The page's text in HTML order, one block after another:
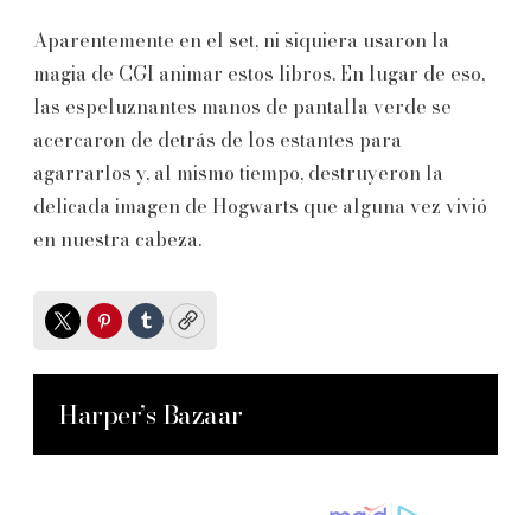
Aparentemente en el set, ni siquiera usaron la
magia de CGI animar estos libros. En lugar de eso,
las espeluznantes manos de pantalla verde se
acercaron de detrás de los estantes para
agarrarlos y, al mismo tiempo, destruyeron la
delicada imagen de Hogwarts que alguna vez vivió
en nuestra cabeza.
TwitterPinterest
TumblrCopy
Harper’s Bazaar